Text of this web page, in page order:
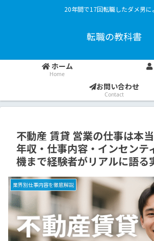
20年間で17回転職したダメ男に
転職の教科書
ホーム
Home
お問い合わせ
Contact
不動産 賃貸 営業の仕事は本
年収・仕事内容・インセンテ
機まで経験者がリアルに語る
業界別仕事内容を徹底解説